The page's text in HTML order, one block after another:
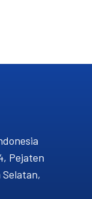
Pejaten